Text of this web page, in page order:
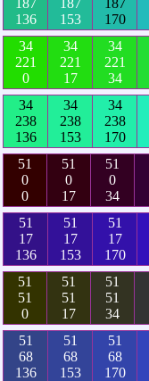
187
136
187
153
187
170
34
221
0
34
221
17
34
221
34
34
238
136
34
238
153
34
238
170
51
0
0
51
0
17
51
0
34
51
17
136
51
17
153
51
17
170
51
51
0
51
51
17
51
51
34
51
68
136
51
68
153
51
68
170